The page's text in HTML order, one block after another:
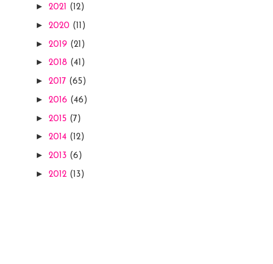
► 2021 (12)
► 2020 (11)
► 2019 (21)
► 2018 (41)
► 2017 (65)
► 2016 (46)
► 2015 (7)
► 2014 (12)
► 2013 (6)
► 2012 (13)